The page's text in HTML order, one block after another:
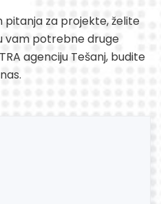
pitanja za projekte, želite
vam potrebne druge
agenciju Tešanj, budite